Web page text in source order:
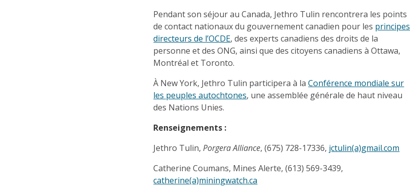
Pendant son séjour au Canada, Jethro Tulin rencontrera les points
de contact nationaux du gouvernement canadien pour les principes
directeurs de l’OCDE, des experts canadiens des droits de la
personne et des ONG, ainsi que des citoyens canadiens à Ottawa,
Montréal et Toronto.
À New York, Jethro Tulin participera à laConférence mondiale sur
les peuples autochtones, une assemblée générale de haut niveau
des Nations Unies.
Renseignements :
Jethro Tulin,Porgera Alliance, (675) 728-17336, jctulin(a)gmail.com
Catherine Coumans, Mines Alerte, (613) 569-3439,
catherine(a)miningwatch.ca